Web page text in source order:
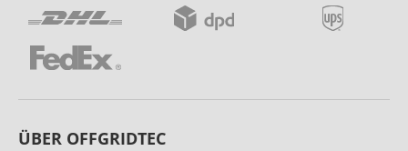
ÜBER OFFGRIDTEC